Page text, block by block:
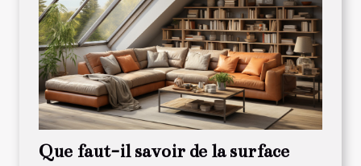
Que faut-il savoir de la surface